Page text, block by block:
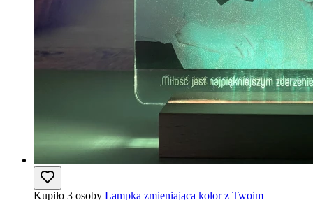
Kupiło 3 osoby Lampka zmieniająca kolor z Twoim